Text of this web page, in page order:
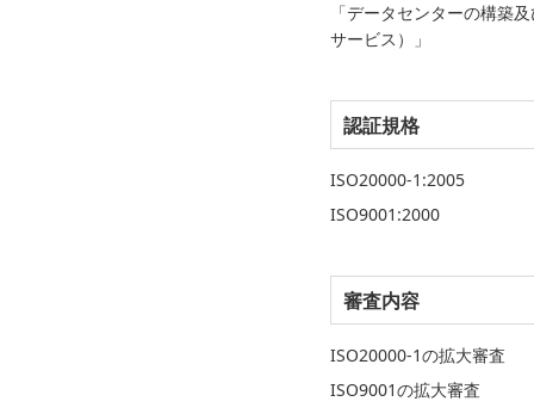
「データセンターの構築
サービス）」
認証規格
ISO20000-1:2005
ISO9001:2000
審査内容
ISO20000-1の拡大審査
ISO9001の拡大審査